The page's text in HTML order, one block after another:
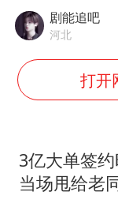
剧能追吧
河北
打开
3亿大单签
当场甩给老